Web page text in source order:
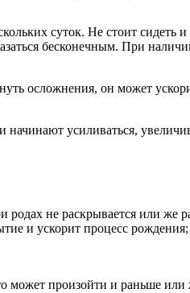
суток. Не стоит сидеть
бесконечным. При
осложнения, он может
усиливаться,
родах не раскрывается или же
и ускорит процесс рождения;
произойти и раньше или